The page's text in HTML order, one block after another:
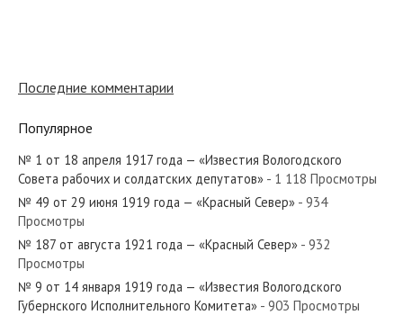
№ 47 от февраля 1939 года — «Красный Север»
№ 112 от июня 1947 года — «Красный Север»
Последние комментарии
Популярное
№ 1 от 18 апреля 1917 года — «Известия Вологодского
Совета рабочих и солдатских депутатов» - 1 118 Просмотры
№ 49 от 29 июня 1919 года — «Красный Север» - 934
Просмотры
№ 187 от августа 1921 года — «Красный Север» - 932
Просмотры
№ 9 от 14 января 1919 года — «Известия Вологодского
Губернского Исполнительного Комитета» - 903 Просмотры